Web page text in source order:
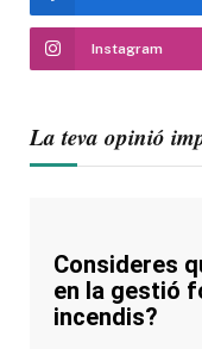
Instagram
La teva opinió
Consideres
en la gestió
incendis?